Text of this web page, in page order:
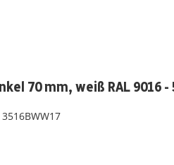
70 mm, weiß RAL 9016 -
3516BWW17